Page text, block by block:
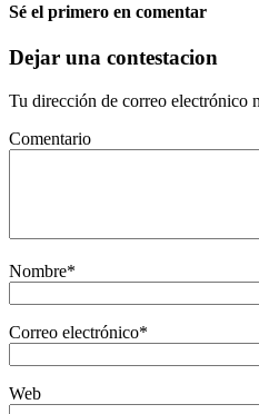
Sé el primero en comentar
Dejar una contestacion
Tu dirección de correo electrónico
Comentario
Nombre*
Correo electrónico*
Web